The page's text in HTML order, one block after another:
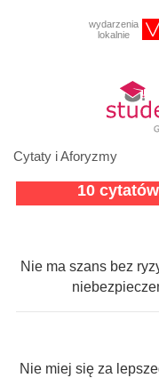
wydarzenia
lokalnie
Cytaty i Aforyzmy
10
Nie ma szans bez
Nie miej się za